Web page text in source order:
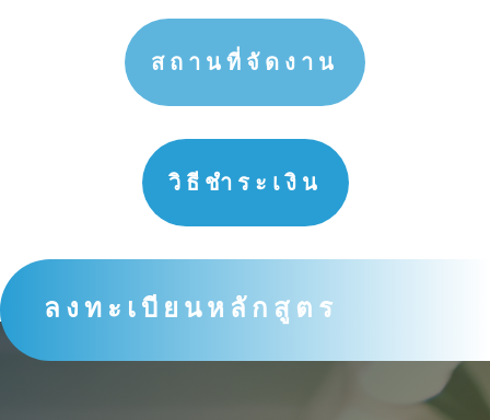
สถานที่จัดงาน
วิธีชำระเงิน
ลงทะเบียนหลักสูตร